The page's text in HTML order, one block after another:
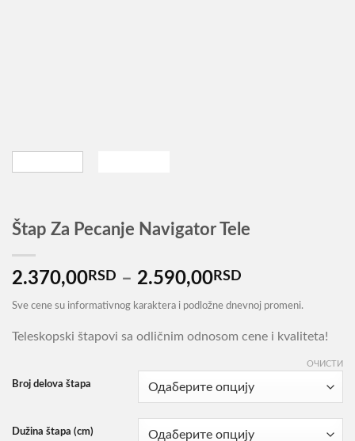
Štap Za Pecanje Navigator Tele
2.370,00RSD – 2.590,00RSD
цена:
од
2.370,00RSD
2.590,00RSD
Sve cene su informativnog karaktera i podložne dnevnoj promeni.
Teleskopski štapovi sa odličnim odnosom cene i kvaliteta!
Broj delova štapa
Dužina štapa (cm)
ОЧИСТИ